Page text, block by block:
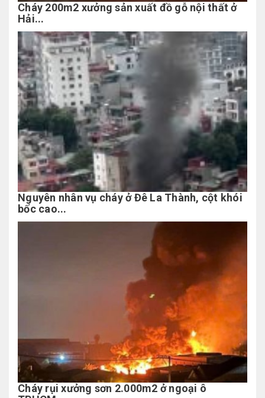
Cháy 200m2 xưởng sản xuất đồ gỗ nội thất ở
Hải...
Nguyên nhân vụ cháy ở Đê La Thành, cột khói
bốc cao...
Cháy rụi xưởng sơn 2.000m2 ở ngoại ô